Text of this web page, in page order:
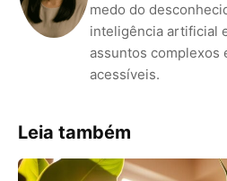
medo do
inteligência artificial
assuntos complexos
acessíveis.
Leia também